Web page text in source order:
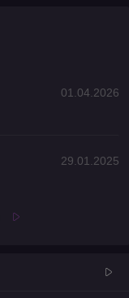
01.04.2026
29.01.2025